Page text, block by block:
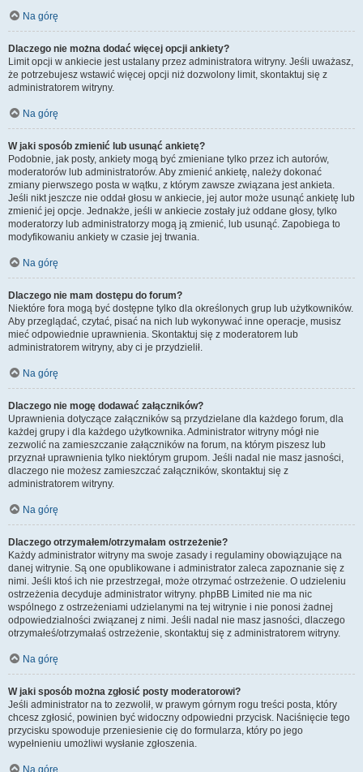
Na górę
Dlaczego nie można dodać więcej opcji ankiety?
Limit opcji w ankiecie jest ustalany przez administratora witryny. Jeśli uważasz,
że potrzebujesz wstawić więcej opcji niż dozwolony limit, skontaktuj się z
administratorem witryny.
Na górę
W jaki sposób zmienić lub usunąć ankietę?
Podobnie, jak posty, ankiety mogą być zmieniane tylko przez ich autorów,
moderatorów lub administratorów. Aby zmienić ankietę, należy dokonać
zmiany pierwszego posta w wątku, z którym zawsze związana jest ankieta.
Jeśli nikt jeszcze nie oddał głosu w ankiecie, jej autor może usunąć ankietę lub
zmienić jej opcje. Jednakże, jeśli w ankiecie zostały już oddane głosy, tylko
moderatorzy lub administratorzy mogą ją zmienić, lub usunąć. Zapobiega to
modyfikowaniu ankiety w czasie jej trwania.
Na górę
Dlaczego nie mam dostępu do forum?
Niektóre fora mogą być dostępne tylko dla określonych grup lub użytkowników.
Aby przeglądać, czytać, pisać na nich lub wykonywać inne operacje, musisz
mieć odpowiednie uprawnienia. Skontaktuj się z moderatorem lub
administratorem witryny, aby ci je przydzielił.
Na górę
Dlaczego nie mogę dodawać załączników?
Uprawnienia dotyczące załączników są przydzielane dla każdego forum, dla
każdej grupy i dla każdego użytkownika. Administrator witryny mógł nie
zezwolić na zamieszczanie załączników na forum, na którym piszesz lub
przyznał uprawnienia tylko niektórym grupom. Jeśli nadal nie masz jasności,
dlaczego nie możesz zamieszczać załączników, skontaktuj się z
administratorem witryny.
Na górę
Dlaczego otrzymałem/otrzymałam ostrzeżenie?
Każdy administrator witryny ma swoje zasady i regulaminy obowiązujące na
danej witrynie. Są one opublikowane i administrator zaleca zapoznanie się z
nimi. Jeśli ktoś ich nie przestrzegał, może otrzymać ostrzeżenie. O udzieleniu
ostrzeżenia decyduje administrator witryny. phpBB Limited nie ma nic
wspólnego z ostrzeżeniami udzielanymi na tej witrynie i nie ponosi żadnej
odpowiedzialności związanej z nimi. Jeśli nadal nie masz jasności, dlaczego
otrzymałeś/otrzymałaś ostrzeżenie, skontaktuj się z administratorem witryny.
Na górę
W jaki sposób można zgłosić posty moderatorowi?
Jeśli administrator na to zezwolił, w prawym górnym rogu treści posta, który
chcesz zgłosić, powinien być widoczny odpowiedni przycisk. Naciśnięcie tego
przycisku spowoduje przeniesienie cię do formularza, który po jego
wypełnieniu umożliwi wysłanie zgłoszenia.
Na górę